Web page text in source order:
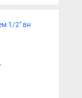
1/2" вн